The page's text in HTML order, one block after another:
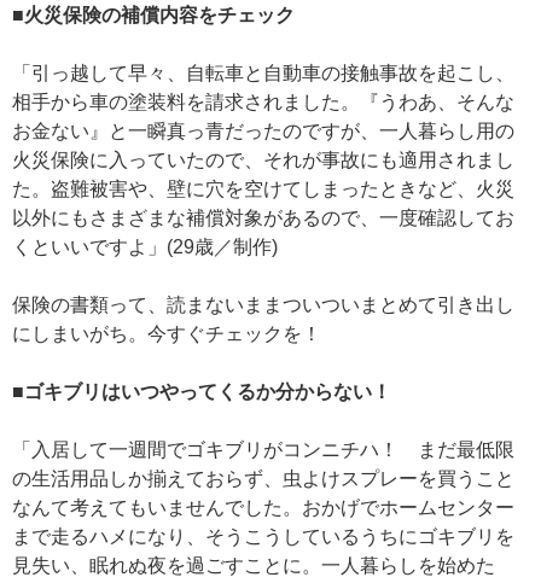
■火災保険の補償内容をチェック
「引っ越して早々、自転車と自動車の接触事故を起こし、
相手から車の塗装料を請求されました。『うわあ、そんな
お金ない』と一瞬真っ青だったのですが、一人暮らし用の
火災保険に入っていたので、それが事故にも適用されまし
た。盗難被害や、壁に穴を空けてしまったときなど、火災
以外にもさまざまな補償対象があるので、一度確認してお
くといいですよ」(29歳／制作)
保険の書類って、読まないままついついまとめて引き出し
にしまいがち。今すぐチェックを！
■ゴキブリはいつやってくるか分からない！
「入居して一週間でゴキブリがコンニチハ！ まだ最低限
の生活用品しか揃えておらず、虫よけスプレーを買うこと
なんて考えてもいませんでした。おかげでホームセンター
まで走るハメになり、そうこうしているうちにゴキブリを
見失い、眠れぬ夜を過ごすことに。一人暮らしを始めた